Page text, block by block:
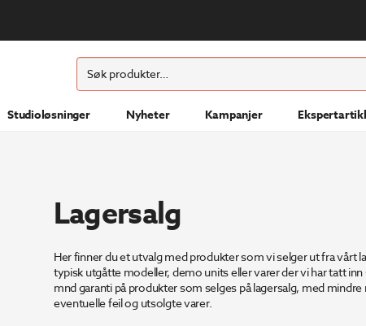
Søk
etter:
SØK
Studioløsninger Nyheter Kampanjer
Lagersalg
Her finner du et utvalg med produkter som vi selger ut fra vårt
typisk utgåtte modeller, demo units eller varer der vi har tatt
mnd garanti på produkter som selges på lagersalg, med
eventuelle feil og utsolgte varer.